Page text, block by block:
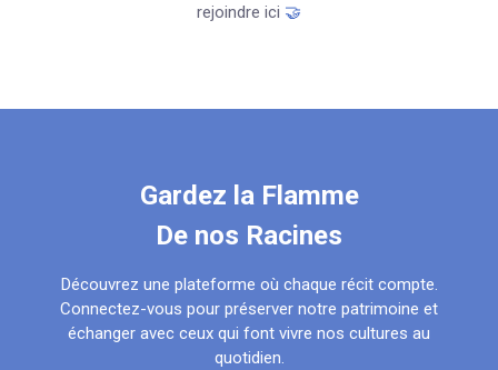
Gardez la Flamme
De nos Racines
Découvrez une plateforme où chaque récit compte.
Connectez-vous pour préserver notre patrimoine et
échanger avec ceux qui font vivre nos cultures au
quotidien.
rejoindre ici 🤝